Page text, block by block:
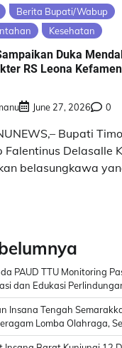
Berita Bupati/Wabup
Kesehatan
Duka
RS Leona
June 27, 2026 0
Bupati
Falentinus Delasalle
belasungkawa
PAUD TTU Monitoring
dan Edukasi
Insana Tengah
Lomba Olahraga,